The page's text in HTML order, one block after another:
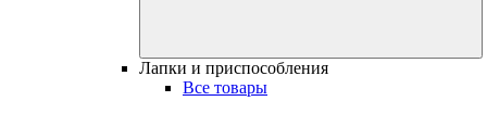
Лапки и приспособления
Все товары